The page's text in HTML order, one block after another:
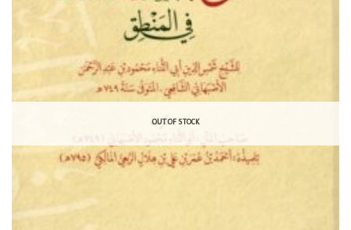
OUT OF STOCK